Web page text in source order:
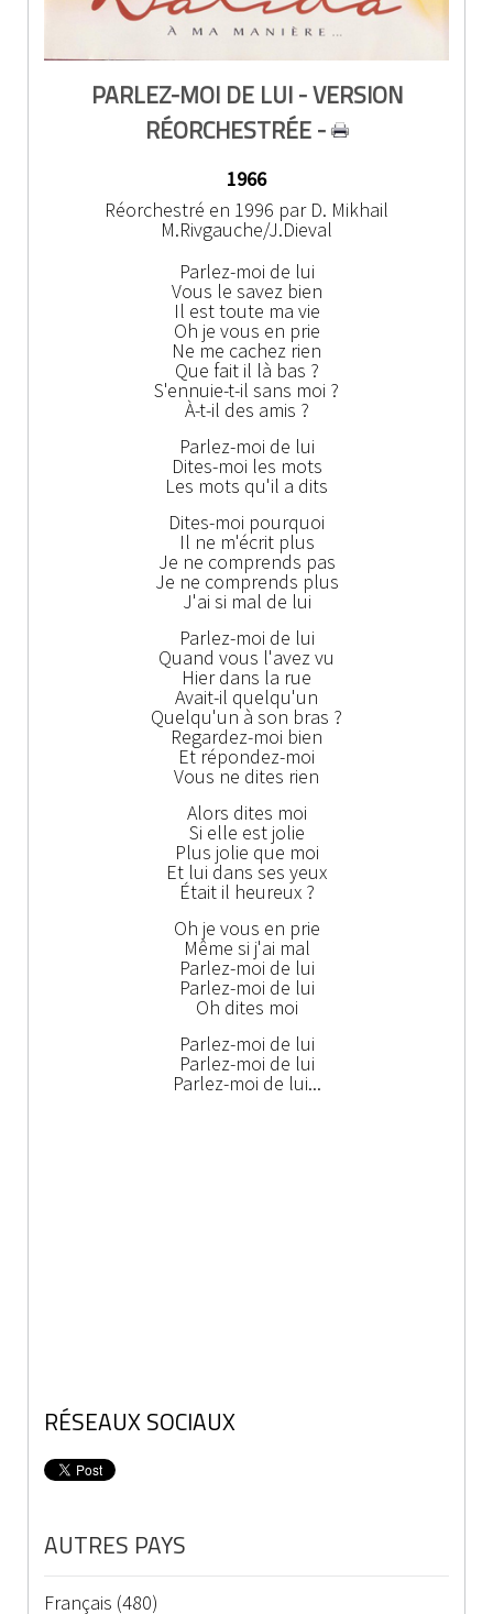
PARLEZ-MOI DE LUI - VERSION
RÉORCHESTRÉE -
1966
Réorchestré en 1996 par D. Mikhail
M.Rivgauche/J.Dieval
Parlez-moi de lui
Vous le savez bien
Il est toute ma vie
Oh je vous en prie
Ne me cachez rien
Que fait il là bas ?
S'ennuie-t-il sans moi ?
À-t-il des amis ?
Parlez-moi de lui
Dites-moi les mots
Les mots qu'il a dits
Dites-moi pourquoi
Il ne m'écrit plus
Je ne comprends pas
Je ne comprends plus
J'ai si mal de lui
Parlez-moi de lui
Quand vous l'avez vu
Hier dans la rue
Avait-il quelqu'un
Quelqu'un à son bras ?
Regardez-moi bien
Et répondez-moi
Vous ne dites rien
Alors dites moi
Si elle est jolie
Plus jolie que moi
Et lui dans ses yeux
Était il heureux ?
Oh je vous en prie
Même si j'ai mal
Parlez-moi de lui
Parlez-moi de lui
Oh dites moi
Parlez-moi de lui
Parlez-moi de lui
Parlez-moi de lui...
RÉSEAUX SOCIAUX
AUTRES PAYS
Français (480)